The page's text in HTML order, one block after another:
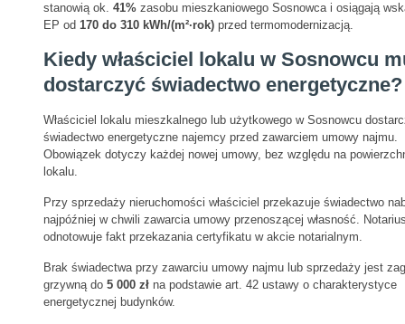
stanowią ok. 41%zasobu mieszkaniowego Sosnowca i osiągają
EP od 170 do 310 kWh/(m²·rok)przed termomodernizacją.
Kiedy właściciel lokalu w Sosnowcu
dostarczyć świadectwo energetyczne?
Właściciel lokalu mieszkalnego lub użytkowego w Sosnowcu
świadectwo energetyczne najemcy przed zawarciem umowy najmu.
Obowiązek dotyczy każdej nowej umowy, bez względu na
lokalu.
Przy sprzedaży nieruchomości właściciel przekazuje świadectwo
najpóźniej w chwili zawarcia umowy przenoszącej własność.
odnotowuje fakt przekazania certyfikatu w akcie notarialnym.
Brak świadectwa przy zawarciu umowy najmu lub sprzedaży jest
grzywną do 5 000 złna podstawie art. 42 ustawy o charakterystyce
energetycznej budynków.